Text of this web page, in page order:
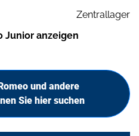
Zentrallager
Junior anzeigen
und andere
Sie hier suchen